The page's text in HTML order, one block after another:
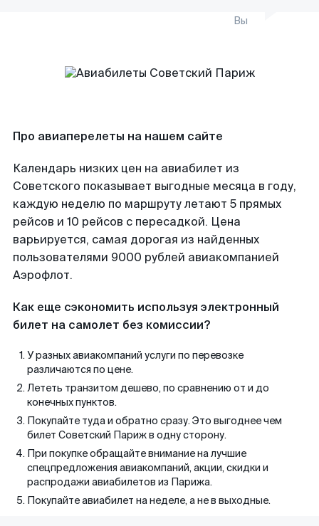
Вы
Про авиаперелеты на нашем сайте
Календарь низких цен на авиабилет из
Советского показывает выгодные месяца в году,
каждую неделю по маршруту летают 5 прямых
рейсов и 10 рейсов с пересадкой. Цена
варьируется, самая дорогая из найденных
пользователями 9000 рублей авиакомпанией
Аэрофлот.
Как еще сэкономить используя электронный
билет на самолет без комиссии?
У разных авиакомпаний услуги по перевозке
различаются по цене.
Лететь транзитом дешево, по сравнению от и до
конечных пунктов.
Покупайте туда и обратно сразу. Это выгоднее чем
билет Советский Париж в одну сторону.
При покупке обращайте внимание на лучшие
спецпредложения авиакомпаний, акции, скидки и
распродажи авиабилетов из Парижа.
Покупайте авиабилет на неделе, а не в выходные.